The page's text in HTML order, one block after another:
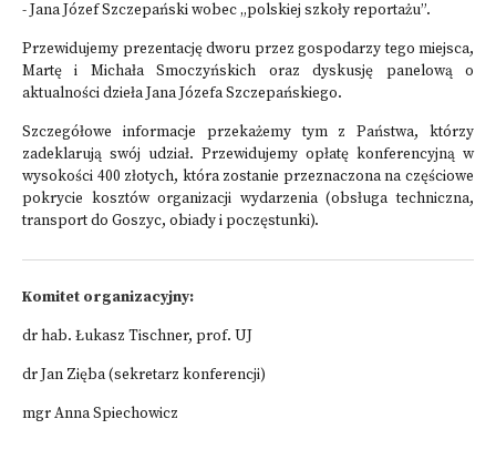
- Jana Józef Szczepański wobec „polskiej szkoły reportażu”.
Przewidujemy prezentację dworu przez gospodarzy tego miejsca,
Martę i Michała Smoczyńskich oraz dyskusję panelową o
aktualności dzieła Jana Józefa Szczepańskiego.
Szczegółowe informacje przekażemy tym z Państwa, którzy
zadeklarują swój udział. Przewidujemy opłatę konferencyjną w
wysokości 400 złotych, która zostanie przeznaczona na częściowe
pokrycie kosztów organizacji wydarzenia (obsługa techniczna,
transport do Goszyc, obiady i poczęstunki).
Komitet organizacyjny:
dr hab. Łukasz Tischner, prof. UJ
dr Jan Zięba (sekretarz konferencji)
mgr Anna Spiechowicz